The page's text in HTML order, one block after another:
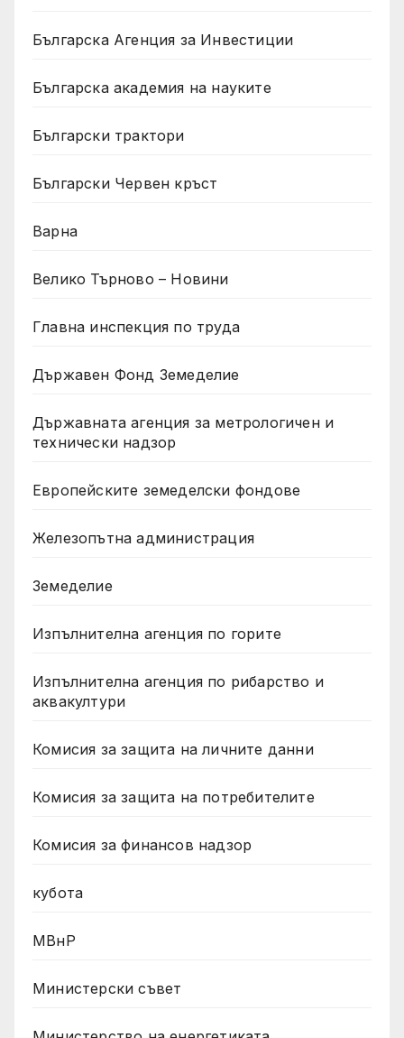
Българска Агенция за Инвестиции
Българска академия на науките
Български трактори
Български Червен кръст
Варна
Велико Търново – Новини
Главна инспекция по труда
Държавен Фонд Земеделие
Държавната агенция за метрологичен и
технически надзор
Европейските земеделски фондове
Железопътна администрация
Земеделие
Изпълнителна агенция по горите
Изпълнителна агенция по рибарство и
аквакултури
Комисия за защита на личните данни
Комисия за защита на потребителите
Комисия за финансов надзор
кубота
МВнР
Министерски съвет